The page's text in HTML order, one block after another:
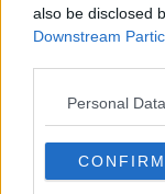
also be disclosed
Downstream
Personal
CONFIRM